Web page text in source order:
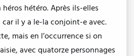
hétéro. Après ils-elles
il y a le-la conjoint-e avec.
mais en l’occurrence si on
avec quatorze personnages